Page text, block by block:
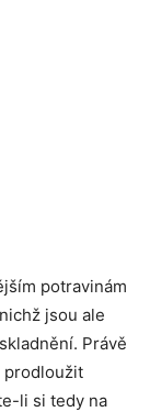
potravinám
jsou ale
Právě
prodloužit
li si tedy na